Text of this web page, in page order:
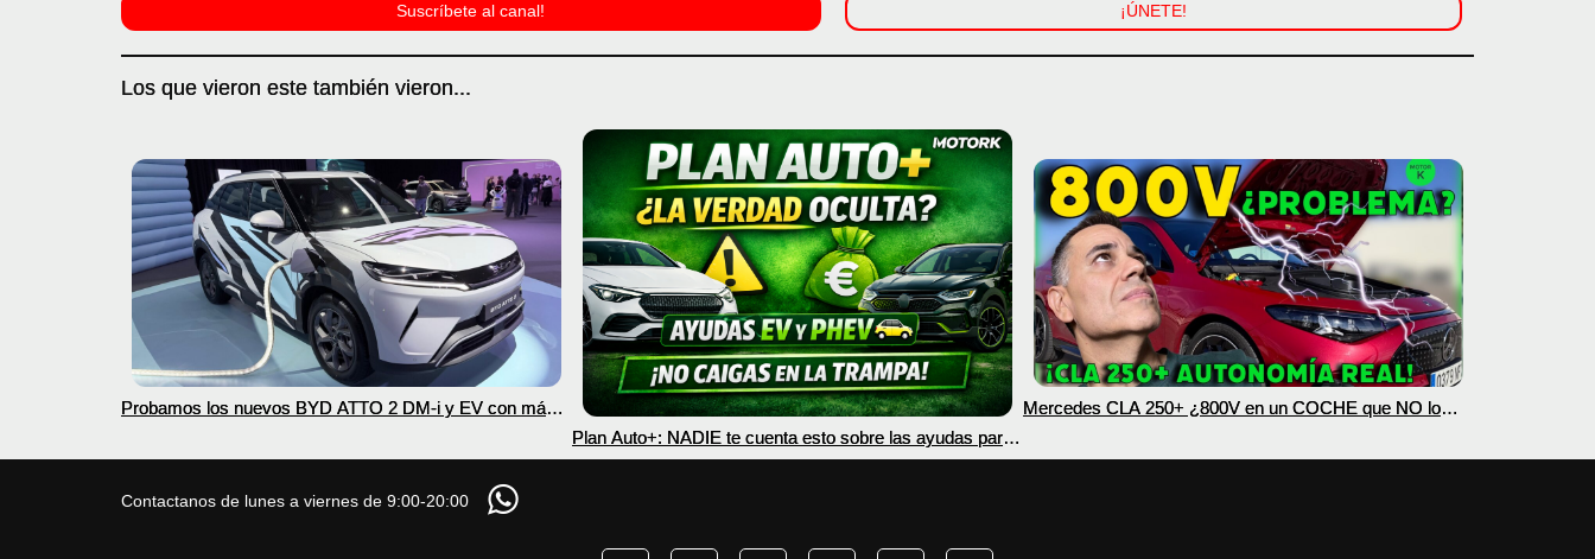
Suscríbete al canal! ¡ÚNETE!
Los que vieron este también vieron...
Probamos los nuevos BYD ATTO 2 DM-i y EV con más
Plan Auto+: NADIE te cuenta esto sobre las ayudas para
coches eléctricos y PHEV 2026
Mercedes CLA 250+ ¿800V en un COCHE que NO lo
Contactanos de lunes a viernes de 9:00-20:00